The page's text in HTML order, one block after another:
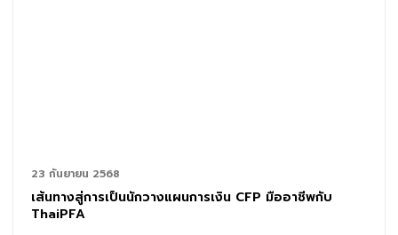
23 กันยายน 2568
เส้นทางสู่การเป็นนักวางแผนการเงิน CFP มืออาชีพกับ
ThaiPFA